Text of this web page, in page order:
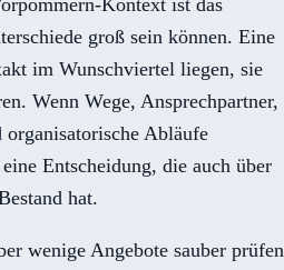
Kontext ist das
groß sein können. Eine
im Wunschviertel liegen, sie
Wenn Wege, Ansprechpartner,
Abläufe
Entscheidung, die auch über
hat.
wenige Angebote sauber prüfen